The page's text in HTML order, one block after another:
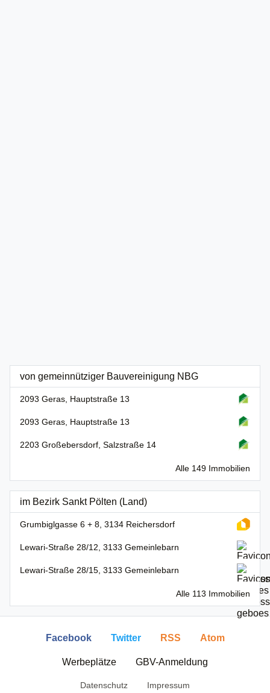
von gemeinnütziger Bauvereinigung NBG
2093 Geras, Hauptstraße 13
2093 Geras, Hauptstraße 13
2203 Großebersdorf, Salzstraße 14
Alle 149 Immobilien
im Bezirk Sankt Pölten (Land)
Grumbiglgasse 6 + 8, 3134 Reichersdorf
Lewari-Straße 28/12, 3133 Gemeinlebarn
Lewari-Straße 28/15, 3133 Gemeinlebarn
Alle 113 Immobilien
Facebook Twitter RSS Atom
Werbeplätze GBV-Anmeldung
Datenschutz Impressum